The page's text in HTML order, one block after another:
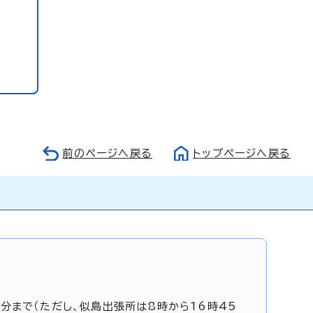
前のページへ戻る トップページへ戻る
で（ただし、似島出張所は8時から16時45